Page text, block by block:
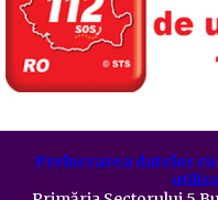
Prelucrarea datelor